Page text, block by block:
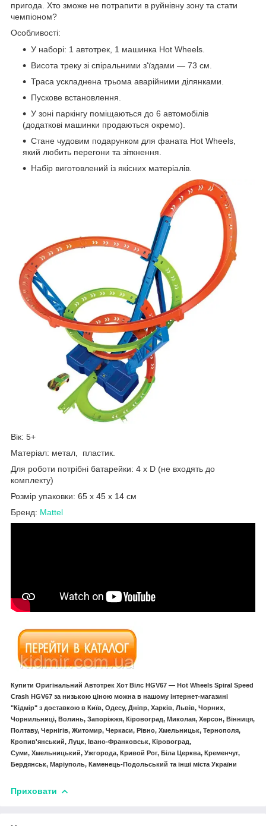
пригода. Хто зможе не потрапити в руйнівну зону та стати
чемпіоном?
Особливості:
У наборі: 1 автотрек, 1 машинка Hot Wheels.
Висота треку зі спіральними з'їздами — 73 см.
Траса ускладнена трьома аварійними ділянками.
Пускове встановлення.
У зоні паркінгу поміщаються до 6 автомобілів
(додаткові машинки продаються окремо).
Стане чудовим подарунком для фаната Hot Wheels,
який любить перегони та зіткнення.
Набір виготовлений із якісних матеріалів.
Вік: 5+
Матеріал: метал, пластик.
Для роботи потрібні батарейки: 4 х D (не входять до
комплекту)
Розмір упаковки: 65 x 45 x 14 см
Бренд: Mattel
Купити Оригінальний Автотрек Хот Вілс HGV67 — Hot Wheels Spiral Speed
Crash HGV67 за низькою ціною можна в нашому інтернет-магазині
"Кідмір" з доставкою в Київ, Одесу, Дніпр, Харків, Львів, Чорних,
Чорнильниці, Волинь, Запоріжжя, Кіровоград, Миколая, Херсон, Вінниця,
Полтаву, Чернігів, Житомир, Черкаси, Рівно, Хмельницьк, Тернополя,
Кропив'янський, Луцк, Івано-Франковськ, Кіровоград,
Суми, Хмельницький, Ужгорода, Кривой Рог, Біла Церква, Кременчуг,
Бердянськ, Маріуполь, Каменець-Подольський та інші міста України
Приховати